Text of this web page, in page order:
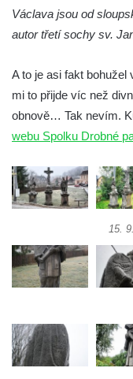
Socha Včela v
Socha Housenka
Socha Nosorožík
Socha Beruška v
Socha Vážka v
Flamingo trůn v
Lavička Kůň
Socha Roháč v
Socha Mystik v
Václava jsou od
autor třetí sochy sv.
A to je asi fakt
mi to přijde víc než
obnově… Tak nevím.
webu Spolku Drobné
15.